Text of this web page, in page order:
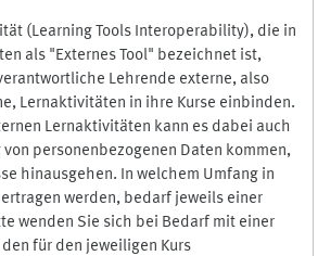
(Learning Tools Interoperability), die in
als "Externes Tool" bezeichnet ist,
Lehrende externe, also
Lernaktivitäten in ihre Kurse einbinden.
Lernaktivitäten kann es dabei auch
personenbezogenen Daten kommen,
hinausgehen. In welchem Umfang in
werden, bedarf jeweils einer
wenden Sie sich bei Bedarf mit einer
für den jeweiligen Kurs